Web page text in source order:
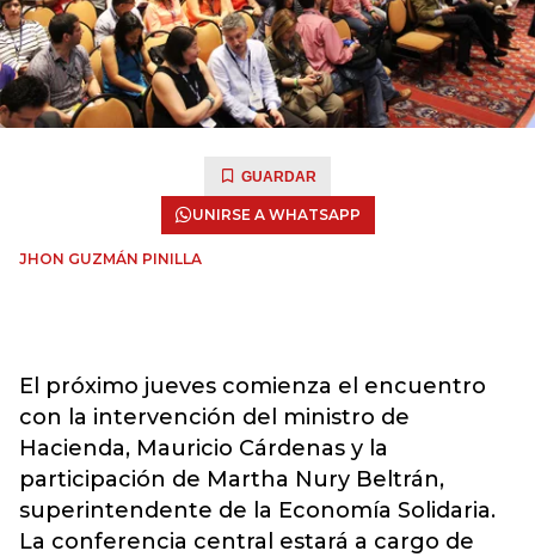
GUARDAR
UNIRSE A WHATSAPP
JHON GUZMÁN PINILLA
El próximo jueves comienza el encuentro
con la intervención del ministro de
Hacienda, Mauricio Cárdenas y la
participación de Martha Nury Beltrán,
superintendente de la Economía Solidaria.
La conferencia central estará a cargo de